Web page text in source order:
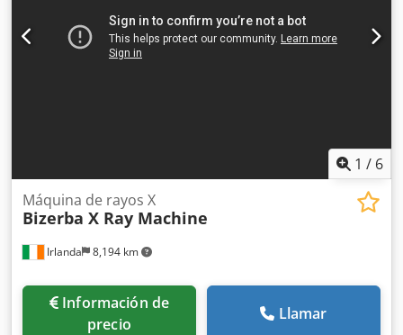
agarre y las paletiza con precisión en la paleta. El sistema
también se puede utilizar como alternativa para aumentar
la eficiencia en comparación con un elevador de pilas,
1 / 6
Irlanda 8,194 km
Máquina de rayos X
Bizerba X Ray Machine
Información de
precio
Llamar